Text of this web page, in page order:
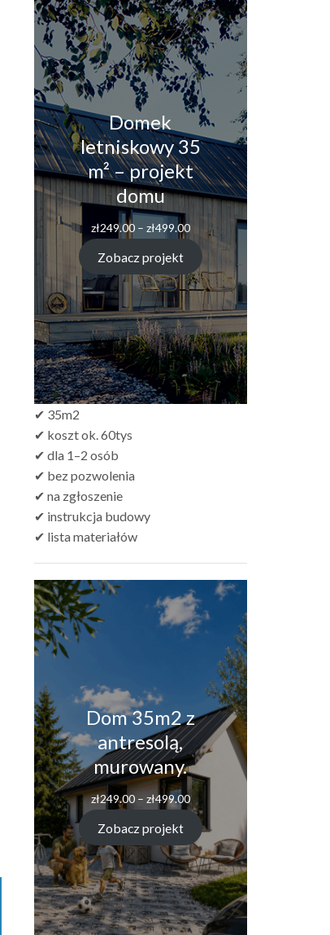
Domek
letniskowy 35
m² – projekt
domu
zł249.00 – zł499.00
Zobacz projekt
✔ 35m2
✔ koszt ok. 60tys
✔ dla 1–2 osób
✔ bez pozwolenia
✔ na zgłoszenie
✔ instrukcja budowy
✔ lista materiałów
Dom 35m2 z
antresolą,
murowany.
zł249.00 – zł499.00
Zobacz projekt